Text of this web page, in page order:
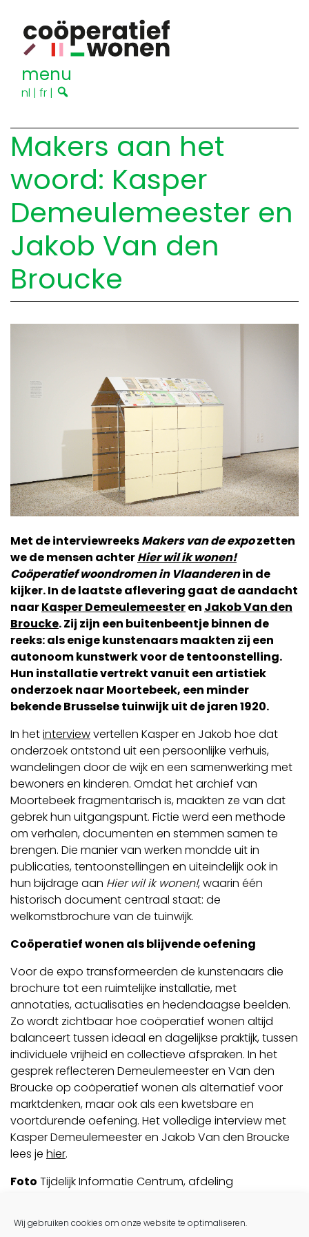
Wij gebruiken cookies om onze website te optimaliseren.
menu
nl | fr |
Makers aan het
woord: Kasper
Demeulemeester en
Jakob Van den
Broucke
Met de interviewreeksMakers van de expozetten
we de mensen achterHier wil ik wonen!
Coöperatief woondromen in Vlaanderenin de
kijker. In de laatste aflevering gaat de aandacht
naarKasper Demeulemeesteren Jakob Van den
Broucke. Zij zijn een buitenbeentje binnen de
reeks: als enige kunstenaars maakten zij een
autonoom kunstwerk voor de tentoonstelling.
Hun installatie vertrekt vanuit een artistiek
onderzoek naar Moortebeek, een minder
bekende Brusselse tuinwijk uit de jaren 1920.
In hetinterviewvertellen Kasper en Jakob hoe dat
onderzoek ontstond uit een persoonlijke verhuis,
wandelingen door de wijk en een samenwerking met
bewoners en kinderen. Omdat het archief van
Moortebeek fragmentarisch is, maakten ze van dat
gebrek hun uitgangspunt. Fictie werd een methode
om verhalen, documenten en stemmen samen te
brengen. Die manier van werken mondde uit in
publicaties, tentoonstellingen en uiteindelijk ook in
hun bijdrage aan Hier wil ik wonen!, waarin één
historisch document centraal staat: de
welkomstbrochure van de tuinwijk.
Coöperatief wonen als blijvende oefening
Voor de expo transformeerden de kunstenaars die
brochure tot een ruimtelijke installatie, met
annotaties, actualisaties en hedendaagse beelden.
Zo wordt zichtbaar hoe coöperatief wonen altijd
balanceert tussen ideaal en dagelijkse praktijk, tussen
individuele vrijheid en collectieve afspraken. In het
gesprek reflecteren Demeulemeester en Van den
Broucke op coöperatief wonen als alternatief voor
marktdenken, maar ook als een kwetsbare en
voortdurende oefening. Het volledige interview met
Kasper Demeulemeester en Jakob Van den Broucke
lees je hier.
Foto Tijdelijk Informatie Centrum, afdeling
Post navigation
Jongste nummer A+ brengt essay over